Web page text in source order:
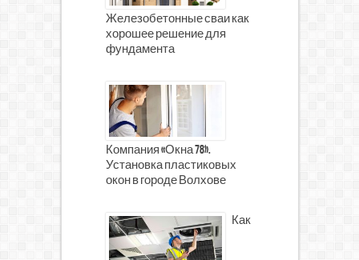
Железобетонные сваи как
хорошее решение для
фундамента
Компания «Окна 78».
Установка пластиковых
окон в городе Волхове
Как